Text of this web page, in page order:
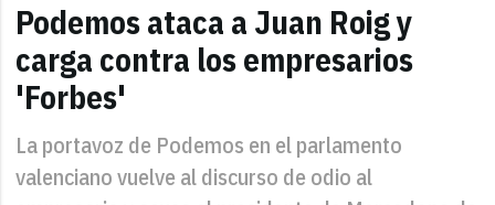
Podemos ataca a Juan Roig y
carga contra los empresarios
'Forbes'
La portavoz de Podemos en el parlamento
valenciano vuelve al discurso de odio al